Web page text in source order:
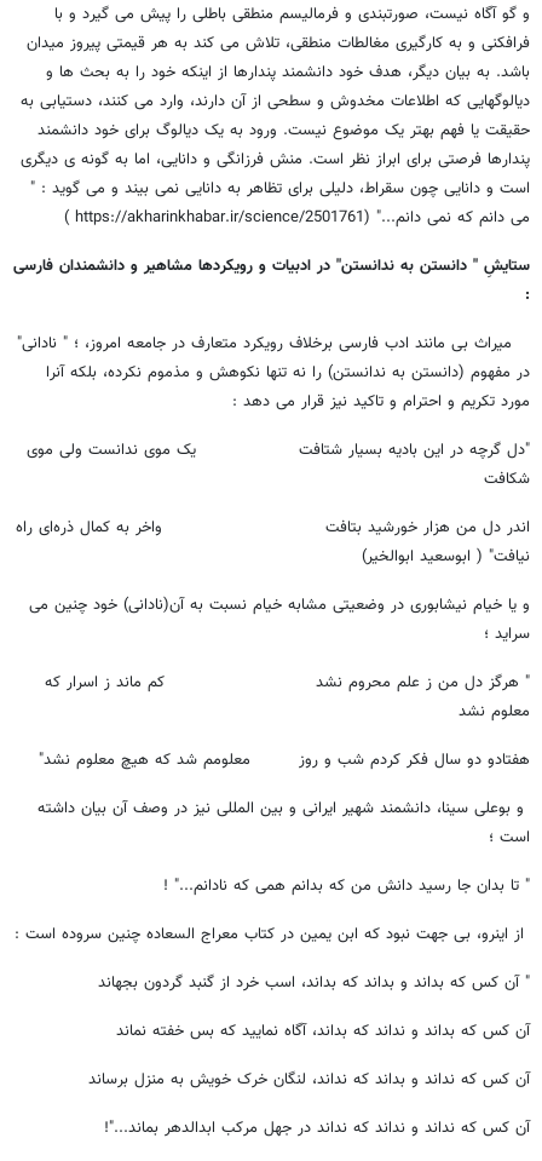
و گو آگاه نیست، صورتبندی و فرمالیسم منطقی باطلی را پیش می گیرد و با
فرافکنی و به کارگیری مغالطات منطقی، تلاش می کند به هر قیمتی پیروز میدان
باشد. به بیان دیگر، هدف خود دانشمند پندارها از اینکه خود را به بحث ها و
دیالوگهایی که اطلاعات مخدوش و سطحی از آن دارند، وارد می کنند، دستیابی به
حقیقت یا فهم بهتر یک موضوع نیست. ورود به یک دیالوگ برای خود دانشمند
پندارها فرصتی برای ابراز نظر است. منش فرزانگی و دانایی، اما به گونه ی دیگری
است و دانایی چون سقراط، دلیلی برای تظاهر به دانایی نمی بیند و می گوید : "
می دانم که نمی دانم..." (https://akharinkhabar.ir/science/2501761 )
ستایشِ " دانستن به ندانستن" در ادبیات و رویکردها مشاهیر و دانشمندان فارسی
:
میراث بی مانند ادب فارسی برخلاف رویکرد متعارف در جامعه امروز، ؛ " نادانی"
در مفهوم (دانستن به ندانستن) را نه تنها نکوهش و مذموم نکرده، بلکه آنرا
مورد تکریم و احترام و تاکید نیز قرار می دهد :
"دل گرچه در این بادیه بسیار شتافت یک موی ندانست ولی موی
شکافت
اندر دل من هزار خورشید بتافت واخر به کمال ذره‌ای راه
نیافت" ( ابوسعید ابوالخیر)
و یا خیام نیشابوری در وضعیتی مشابه خیام نسبت به آن(نادانی) خود چنین می
سراید ؛
" هرگز دل من ز علم محروم نشد کم ماند ز اسرار که
معلوم نشد
هفتادو دو سال فکر کردم شب و روز معلومم شد که هیچ معلوم نشد"
و بوعلی سینا، دانشمند شهیر ایرانی و بین المللی نیز در وصف آن بیان داشته
است ؛
" تا بدان جا رسید دانش من که بدانم همی که نادانم..." !
از اینرو، بی جهت نبود که ابن یمین در کتاب معراج السعاده چنین سروده ‌است :
" آن کس که بداند و بداند که بداند، اسب خرد از گنبد گردون بجهاند
آن کس که بداند و نداند که بداند، آگاه نمایید که بس خفته نماند
آن کس که نداند و بداند که نداند، لنگان خرک خویش به منزل برساند
آن کس که نداند و نداند که نداند در جهل مرکب ابدالدهر بماند..."!